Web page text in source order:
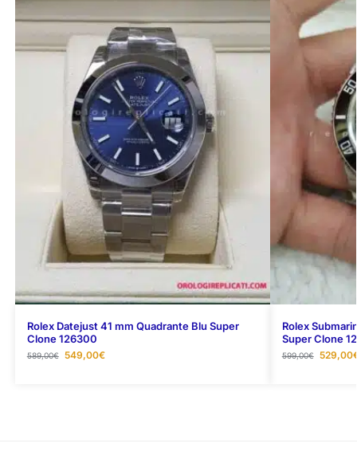
Rolex Datejust 41 mm Quadrante Blu Super
Clone 126300
589,00€ 549,00€
Rolex
Super Clone
599,00€ 529,00